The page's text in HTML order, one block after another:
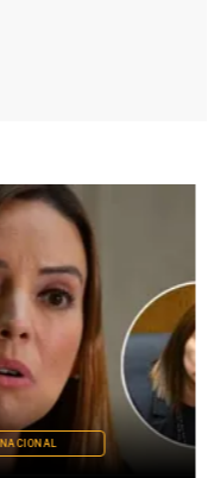
NACIONAL